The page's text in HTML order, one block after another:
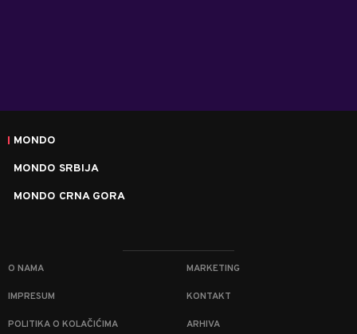
MONDO
MONDO SRBIJA
MONDO CRNA GORA
O NAMA MARKETING
IMPRESUM KONTAKT
POLITIKA O KOLAČIĆIMA ARHIVA